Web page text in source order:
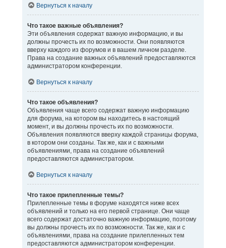
Вернуться к началу
Что такое важные объявления?
Эти объявления содержат важную информацию, и вы
должны прочесть их по возможности. Они появляются
вверху каждого из форумов и в вашем личном разделе.
Права на создание важных объявлений предоставляются
администратором конференции.
Вернуться к началу
Что такое объявления?
Объявления чаще всего содержат важную информацию
для форума, на котором вы находитесь в настоящий
момент, и вы должны прочесть их по возможности.
Объявления появляются вверху каждой страницы форума,
в котором они созданы. Так же, как и с важными
объявлениями, права на создание объявлений
предоставляются администратором.
Вернуться к началу
Что такое прилепленные темы?
Прилепленные темы в форуме находятся ниже всех
объявлений и только на его первой странице. Они чаще
всего содержат достаточно важную информацию, поэтому
вы должны прочесть их по возможности. Так же, как и с
объявлениями, права на создание прилепленных тем
предоставляются администратором конференции.